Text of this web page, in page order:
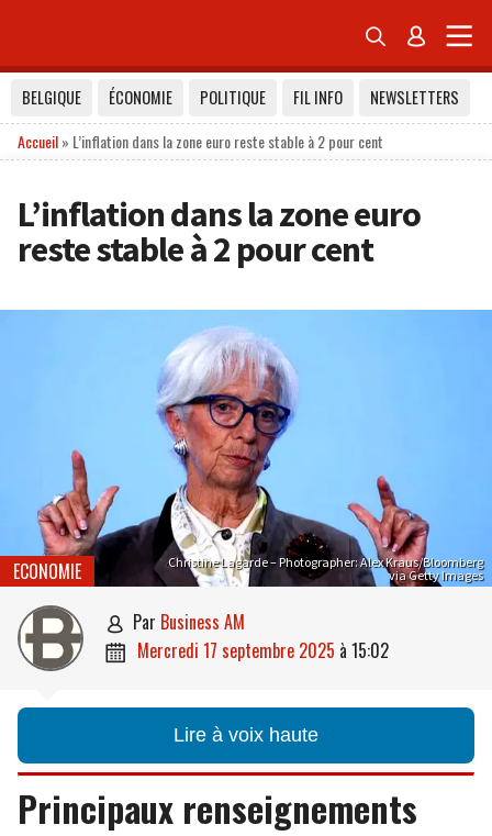
 
BELGIQUE ÉCONOMIE POLITIQUE FIL INFO
NEWSLETTERS
Accueil» L’inflation dans la zone euro reste stable à 2 pour cent
L’inflation dans la zone euro
reste stable à 2 pour cent
Christine Lagarde – Photographer: Alex Kraus/Bloomberg
via Getty Images
ECONOMIE
 par Business AM
 mercredi 17 septembre 2025 à 15:02
Lire à voix haute
Principaux renseignements